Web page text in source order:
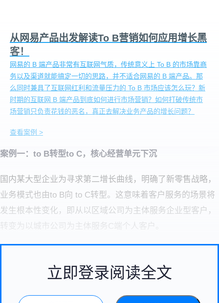
从网易产品出发解读To B营销如何应用增长黑
客！
网易的 B 端产品非常有互联网气质，传统意义上 To B 的市场靠商
务以及渠道就能搞定一切的思路，并不适合网易的 B 端产品。那
么同时兼具了互联网红利和流量压力的 To B 市场应该怎么玩？新
时期的互联网 B 端产品到底如何进行市场营销？如何打破传统市
场营销只负责花钱的恶名，真正去解决业务产品的增长问题？
查看案例 >
案例一：to B转型to C，核心经营单元下沉
国内某大型企业为寻求第二增长曲线，明确了新零售战略，
业务模式也由to B向 to C转型。这意味着客户服务的场景将
发生根本性变化，即从以区域公司为主体服务企业型客户，
转变为以城市公司为主体服务C端个人客户。
立即登录阅读全文